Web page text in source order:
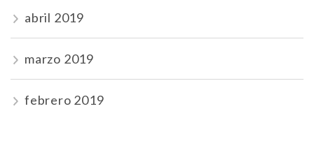
abril 2019
marzo 2019
febrero 2019